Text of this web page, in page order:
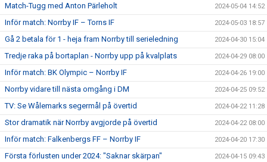
Match-Tugg med Anton Pärleholt 2024-05-04 14:52
Inför match: Norrby IF – Torns IF 2024-05-03 18:57
Gå 2 betala för 1 - heja fram Norrby till serieledning 2024-04-30 15:04
Tredje raka på bortaplan - Norrby upp på kvalplats 2024-04-29 08:00
Inför match: BK Olympic – Norrby IF 2024-04-26 19:00
Norrby vidare till nästa omgång i DM 2024-04-25 09:52
TV: Se Wålemarks segermål på övertid 2024-04-22 11:28
Stor dramatik när Norrby avgjorde på övertid 2024-04-22 08:00
Inför match: Falkenbergs FF – Norrby IF 2024-04-20 17:30
Första förlusten under 2024: "Saknar skärpan" 2024-04-15 09:43